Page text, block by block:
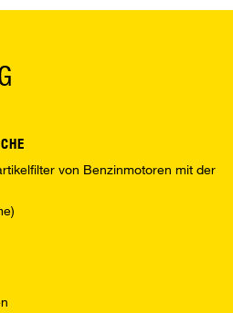
von Benzinmotoren mit der